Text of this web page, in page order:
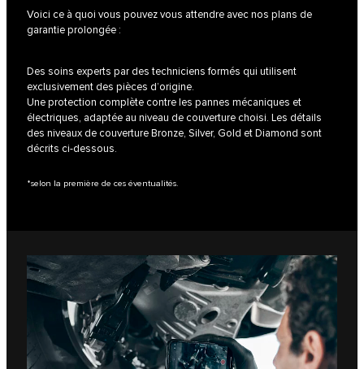
Voici ce à quoi vous pouvez vous attendre avec nos plans de
garantie prolongée :
Des soins experts par des techniciens formés qui utilisent
exclusivement des pièces d’origine.
Une protection complète contre les pannes mécaniques et
électriques, adaptée au niveau de couverture choisi. Les détails
des niveaux de couverture Bronze, Silver, Gold et Diamond sont
décrits ci-dessous.
*selon la première de ces éventualités.